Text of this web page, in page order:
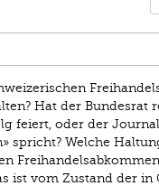
Hat der Bundesrat
feiert, oder der
spricht? Welche
ist vom Zustand der in